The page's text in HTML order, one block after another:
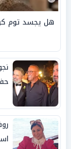
هل يجسد توم